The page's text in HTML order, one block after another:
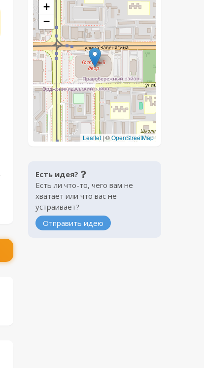
+
−
Leaflet | ©OpenStreetMap
Есть идея?
Есть ли что-то, чего вам не
хватает или что вас не
устраивает?
Отправить идею